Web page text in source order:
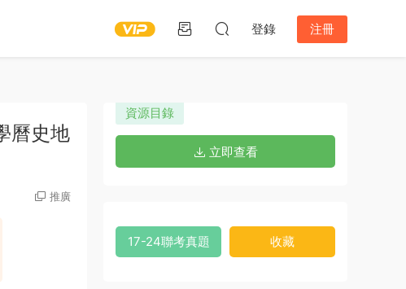
登錄 注冊
曆史地
推廣
資源目錄
立即查看
17-24聯考真題 收藏